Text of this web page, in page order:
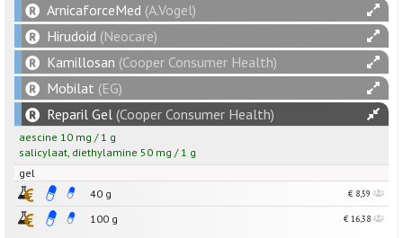
ArnicaforceMed (A.Vogel)
Hirudoid (Neocare)
Kamillosan (Cooper Consumer Health)
Mobilat (EG)
Reparil Gel (Cooper Consumer Health)
aescine 10 mg / 1 g
salicylaat, diethylamine 50 mg / 1 g
gel
40 g
€ 8,59
100 g € 16,38